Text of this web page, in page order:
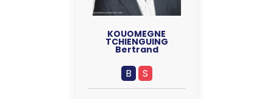
KOUOMEGNE
TCHIENGUING
Bertrand
B S